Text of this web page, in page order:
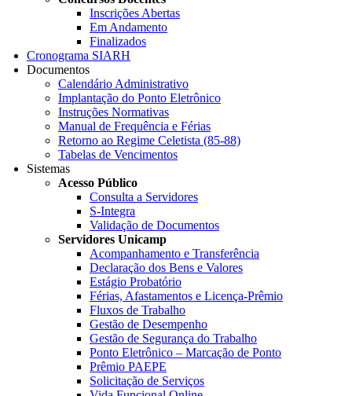
Inscrições Abertas
Em Andamento
Finalizados
Cronograma SIARH
Documentos
Calendário Administrativo
Implantação do Ponto Eletrônico
Instruções Normativas
Manual de Frequência e Férias
Retorno ao Regime Celetista (85-88)
Tabelas de Vencimentos
Sistemas
Acesso Público
Consulta a Servidores
S-Integra
Validação de Documentos
Servidores Unicamp
Acompanhamento e Transferência
Declaração dos Bens e Valores
Estágio Probatório
Férias, Afastamentos e Licença-Prêmio
Fluxos de Trabalho
Gestão de Desempenho
Gestão de Segurança do Trabalho
Ponto Eletrônico – Marcação de Ponto
Prêmio PAEPE
Solicitação de Serviços